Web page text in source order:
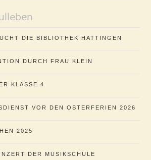
DIE BIBLIOTHEK HATTINGEN
DURCH FRAU KLEIN
KLASSE 4
VOR DEN OSTERFERIEN 2026
2025
DER MUSIKSCHULE